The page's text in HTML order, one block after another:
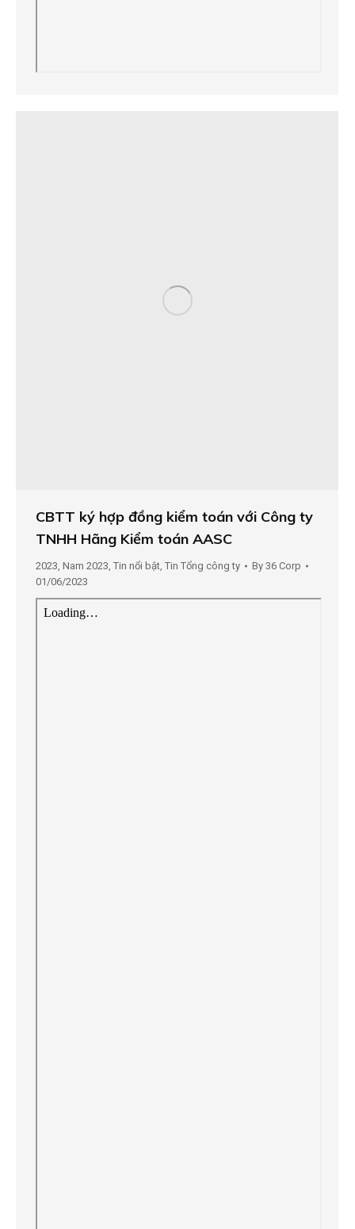
CBTT ký hợp đồng kiểm toán với Công ty
TNHH Hãng Kiểm toán AASC
2023 Nam 2023 Tin nổi bật Tin Tổng công ty By 36 Corp
01/06/2023